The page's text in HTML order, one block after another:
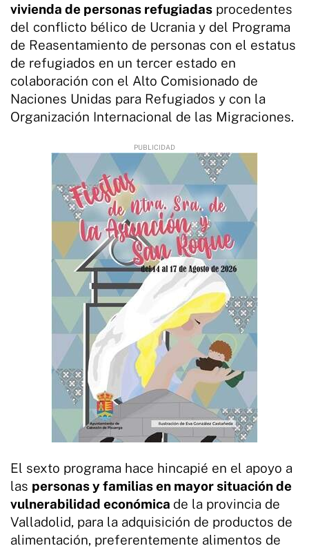
vivienda de personas refugiadas procedentes
del conflicto bélico de Ucrania y del Programa
de Reasentamiento de personas con el estatus
de refugiados en un tercer estado en
colaboración con el Alto Comisionado de
Naciones Unidas para Refugiados y con la
Organización Internacional de las Migraciones.
El sexto programa hace hincapié en el apoyo a
las personas y familias en mayor situación de
vulnerabilidad económica de la provincia de
Valladolid, para la adquisición de productos de
alimentación, preferentemente alimentos de